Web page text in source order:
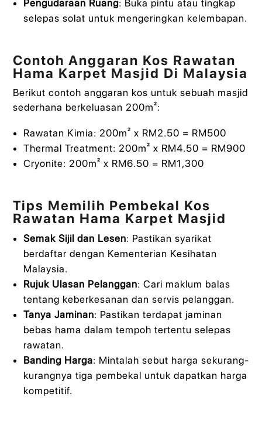
Pengudaraan Ruang: Buka pintu atau tingkap
selepas solat untuk mengeringkan kelembapan.
Contoh Anggaran Kos Rawatan
Hama Karpet Masjid Di Malaysia
Berikut contoh anggaran kos untuk sebuah masjid
sederhana berkeluasan 200m²:
Rawatan Kimia: 200m² x RM2.50 = RM500
Thermal Treatment: 200m² x RM4.50 = RM900
Cryonite: 200m² x RM6.50 = RM1,300
Tips Memilih Pembekal Kos
Rawatan Hama Karpet Masjid
Semak Sijil dan Lesen: Pastikan syarikat
berdaftar dengan Kementerian Kesihatan
Malaysia.
Rujuk Ulasan Pelanggan: Cari maklum balas
tentang keberkesanan dan servis pelanggan.
Tanya Jaminan: Pastikan terdapat jaminan
bebas hama dalam tempoh tertentu selepas
rawatan.
Banding Harga: Mintalah sebut harga sekurang-
kurangnya tiga pembekal untuk dapatkan harga
kompetitif.